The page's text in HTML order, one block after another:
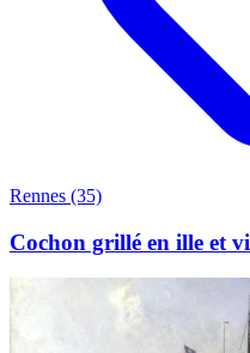
Rennes (35)
Cochon grillé en ille et